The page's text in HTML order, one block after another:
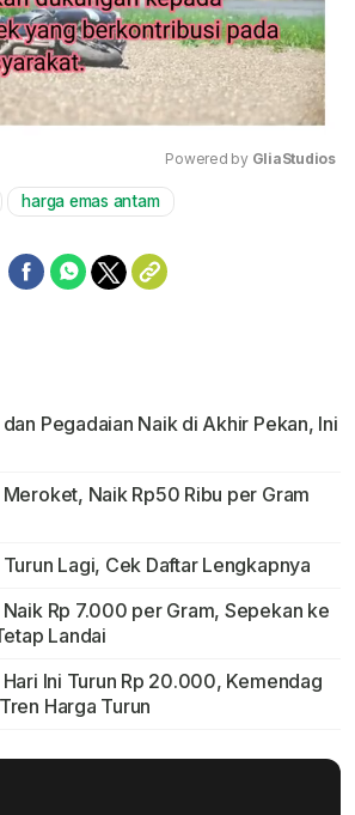
Powered by GliaStudios
harga emas antam
Pegadaian Naik di Akhir Pekan, Ini
Naik Rp50 Ribu per Gram
Lagi, Cek Daftar Lengkapnya
Rp 7.000 per Gram, Sepekan ke
Landai
Ini Turun Rp 20.000, Kemendag
Harga Turun